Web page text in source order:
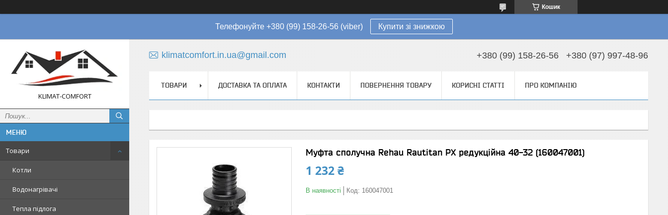
Кошик
Телефонуйте +380 (99) 158-26-56 (viber) Купити зі знижкою
KLIMAT-COMFORT
Товари
Котли
Водонагрівачі
Тепла підлога
klimatcomfort.in.ua@gmail.com +380 (99) 158-26-56 +380 (97) 997-48-96
ТОВАРИ ДОСТАВКА ТА ОПЛАТА КОНТАКТИ ПОВЕРНЕННЯ ТОВАРУ КОРИСНІ СТАТТІ ПРО КОМПАНІЮ
Муфта сполучна Rehau Rautitan PX редукційна 40-32 (160047001)
1 232 ₴
В наявності Код: 160047001